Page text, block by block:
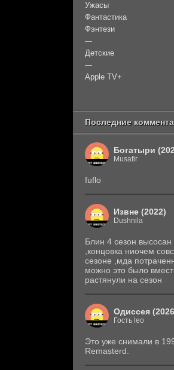
Ужасы
Фантастика
Фэнтези
—
Детские
—
Apple TV+
Последние
Богатыри
Musafir
fuflo
Извне (2022)
Dushnila
Блин 4 сезон высосан
,концовка ниочем
сезоне ,мда
можно это было
растянули на сезон
Одиссея
Гость leo
Это уже снимали в
Remasterd.